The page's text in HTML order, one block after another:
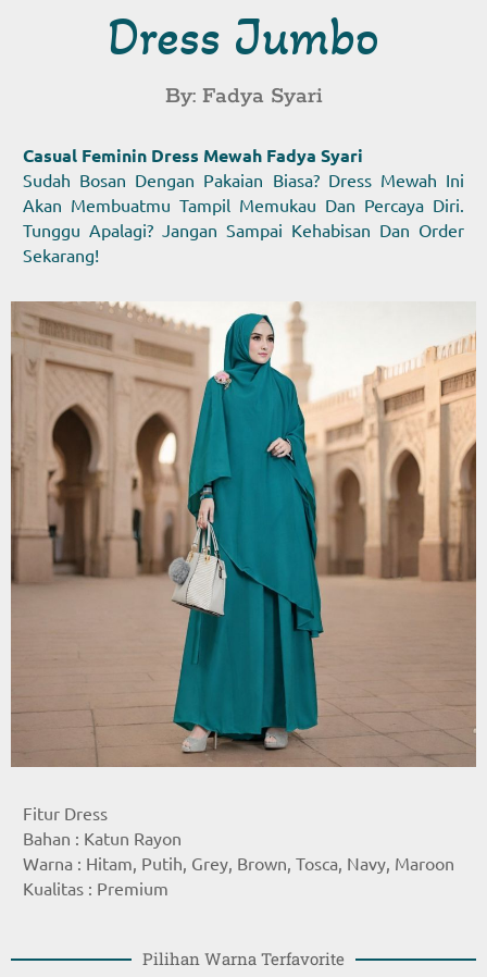
Dress Jumbo
By: Fadya Syari
Casual Feminin Dress Mewah Fadya Syari
Sudah Bosan Dengan Pakaian Biasa? Dress Mewah Ini
Akan Membuatmu Tampil Memukau Dan Percaya Diri.
Tunggu Apalagi? Jangan Sampai Kehabisan Dan Order
Sekarang!
Fitur Dress
Bahan : Katun Rayon
Warna : Hitam, Putih, Grey, Brown, Tosca, Navy, Maroon
Kualitas : Premium
Pilihan Warna Terfavorite